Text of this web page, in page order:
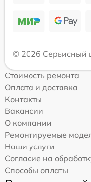
© 2026 Сервисный
Стоимость ремонта
Оплата и доставка
Контакты
Вакансии
О компании
Ремонтируемые
Наши услуги
Согласие на
Способы оплаты